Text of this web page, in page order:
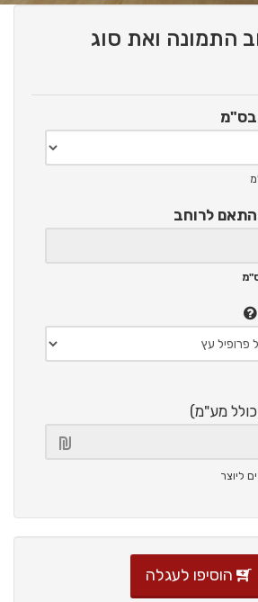
התמונה ואת סוג
בס"מ
לרוחב
מע"מ)
הוסיפו לעגלה